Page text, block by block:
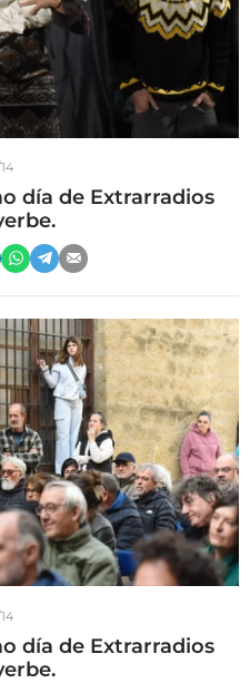
día de Extrarradios
día de Extrarradios